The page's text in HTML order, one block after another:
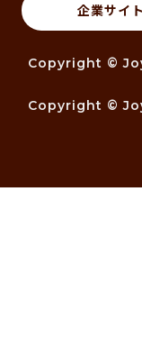
企業サイト
Copyright ©
Copyright ©